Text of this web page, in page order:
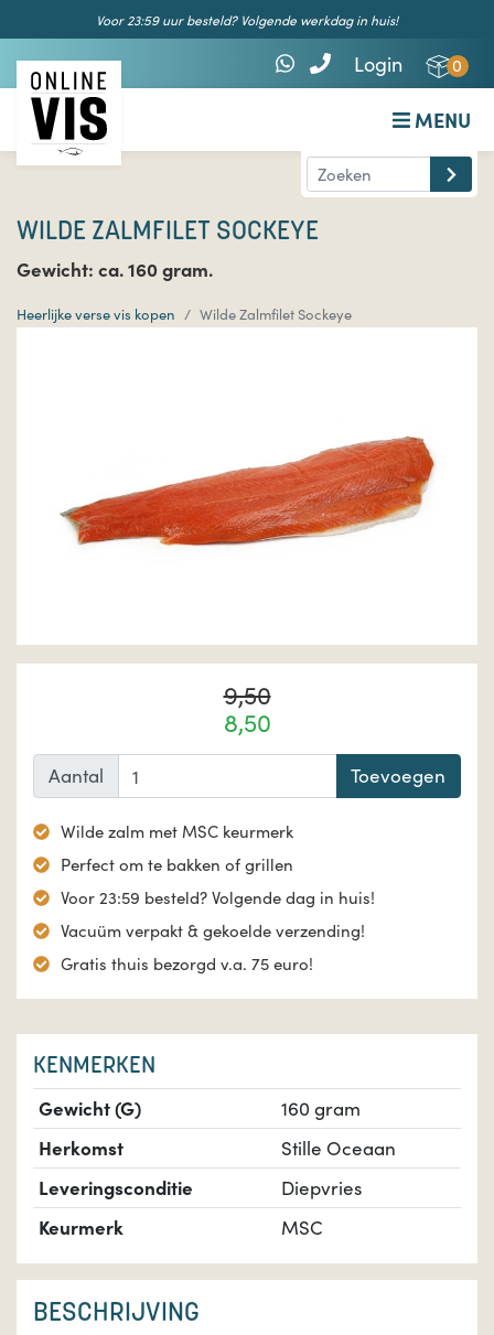
Voor 23:59 uur besteld? Volgende werkdag in huis!
Login 0
MENU
WILDE ZALMFILET SOCKEYE
Gewicht: ca. 160 gram.
Heerlijke verse vis kopen Wilde Zalmfilet Sockeye
9,50
8,50
Aantal Toevoegen
Wilde zalm met MSC keurmerk
Perfect om te bakken of grillen
Voor 23:59 besteld? Volgende dag in huis!
Vacuüm verpakt & gekoelde verzending!
Gratis thuis bezorgd v.a. 75 euro!
KENMERKEN
Gewicht (G)
160 gram
Herkomst
Stille Oceaan
Leveringsconditie
Diepvries
Keurmerk
MSC
BESCHRIJVING